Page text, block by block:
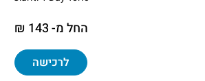
החל מ- 143 ₪
לרכישה